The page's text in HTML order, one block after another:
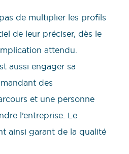
de multiplier les profils
de leur préciser, dès le
attendu.
aussi engager sa
des
et une personne
l’entreprise. Le
ainsi garant de la qualité